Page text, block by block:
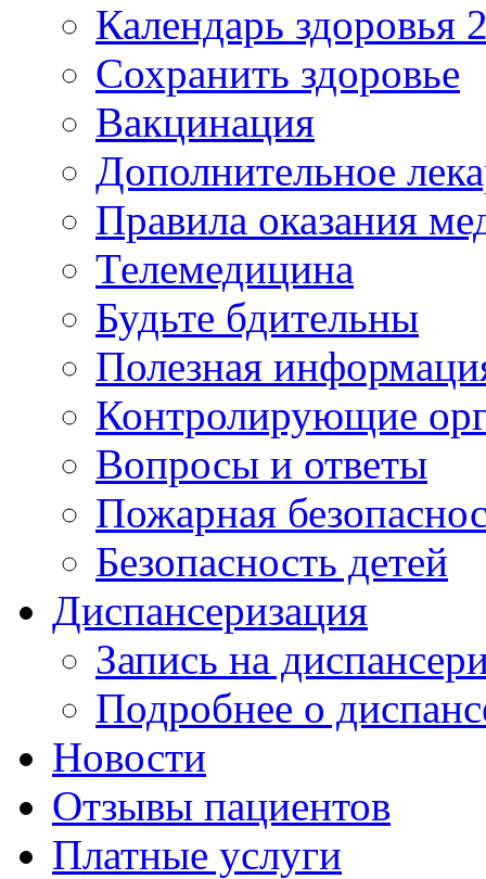
Календарь здоровья
Сохранить здоровье
Вакцинация
Дополнительное
Правила оказания
Телемедицина
Будьте бдительны
Полезная
Контролирующие
Вопросы и ответы
Пожарная
Безопасность детей
Диспансеризация
Запись на
Подробнее о
Новости
Отзывы пациентов
Платные услуги